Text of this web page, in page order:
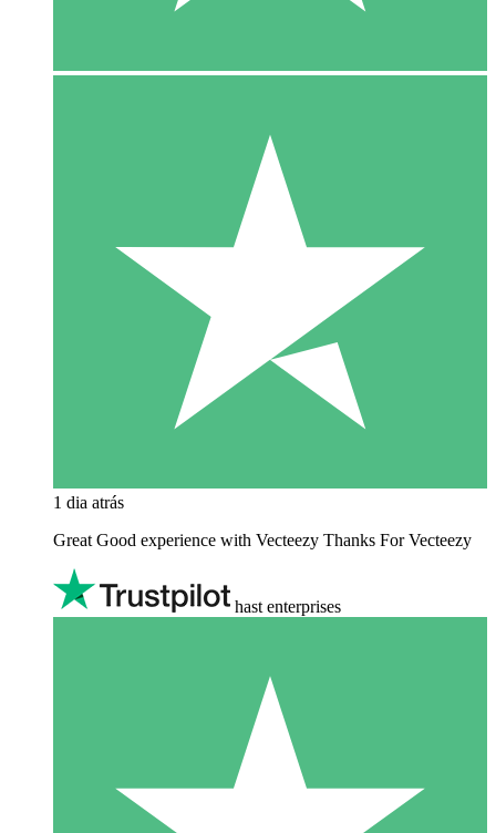
1 dia atrás
Great Good experience with Vecteezy Thanks For Vecteezy
hast enterprises